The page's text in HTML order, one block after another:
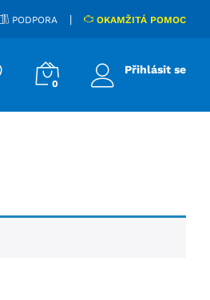
PODPORA | OKAMŽITÁ POMOC
0
Přihlásit se